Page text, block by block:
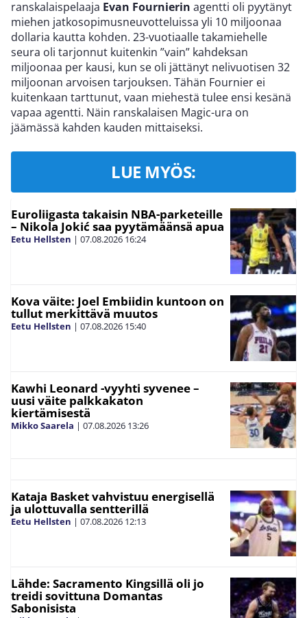
ranskalaispelaaja Evan Fournierin agentti oli pyytänyt
miehen jatkosopimusneuvotteluissa yli 10 miljoonaa
dollaria kautta kohden. 23-vuotiaalle takamiehelle
seura oli tarjonnut kuitenkin ”vain” kahdeksan
miljoonaa per kausi, kun se oli jättänyt nelivuotisen 32
miljoonan arvoisen tarjouksen. Tähän Fournier ei
kuitenkaan tarttunut, vaan miehestä tulee ensi kesänä
vapaa agentti. Näin ranskalaisen Magic-ura on
jäämässä kahden kauden mittaiseksi.
LUE MYÖS:
Euroliigasta takaisin NBA-parketeille
– Nikola Jokić saa pyytämäänsä apua
Eetu Hellsten | 07.08.2026 16:24
Kova väite: Joel Embiidin kuntoon on
tullut merkittävä muutos
Eetu Hellsten | 07.08.2026 15:40
Kawhi Leonard -vyyhti syvenee –
uusi väite palkkakaton
kiertämisestä
Mikko Saarela | 07.08.2026 13:26
Kataja Basket vahvistuu energisellä
ja ulottuvalla sentterillä
Eetu Hellsten | 07.08.2026 12:13
Lähde: Sacramento Kingsillä oli jo
treidi sovittuna Domantas
Sabonisista